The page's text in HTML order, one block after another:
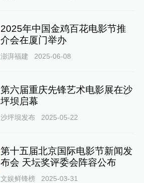
2025年中国金鸡百花电影节推
介会在厦门举办
澎湃福建 2025-06-08
第六届重庆先锋艺术电影展在沙
坪坝启幕
沙坪坝发布 2025-05-22
第十五届北京国际电影节新闻发
布会 天坛奖评委会阵容公布
文娱鲜锋榜 2025-03-31